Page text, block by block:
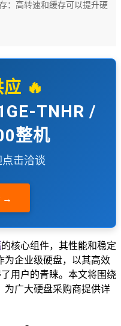
：高转速和缓存可以提升硬
🔥
TNHR /
整机
击洽谈
→
的核心组件，其性能和稳定
为企业级硬盘，以其高效
用户的青睐。本文将围绕
为广大硬盘采购商提供详